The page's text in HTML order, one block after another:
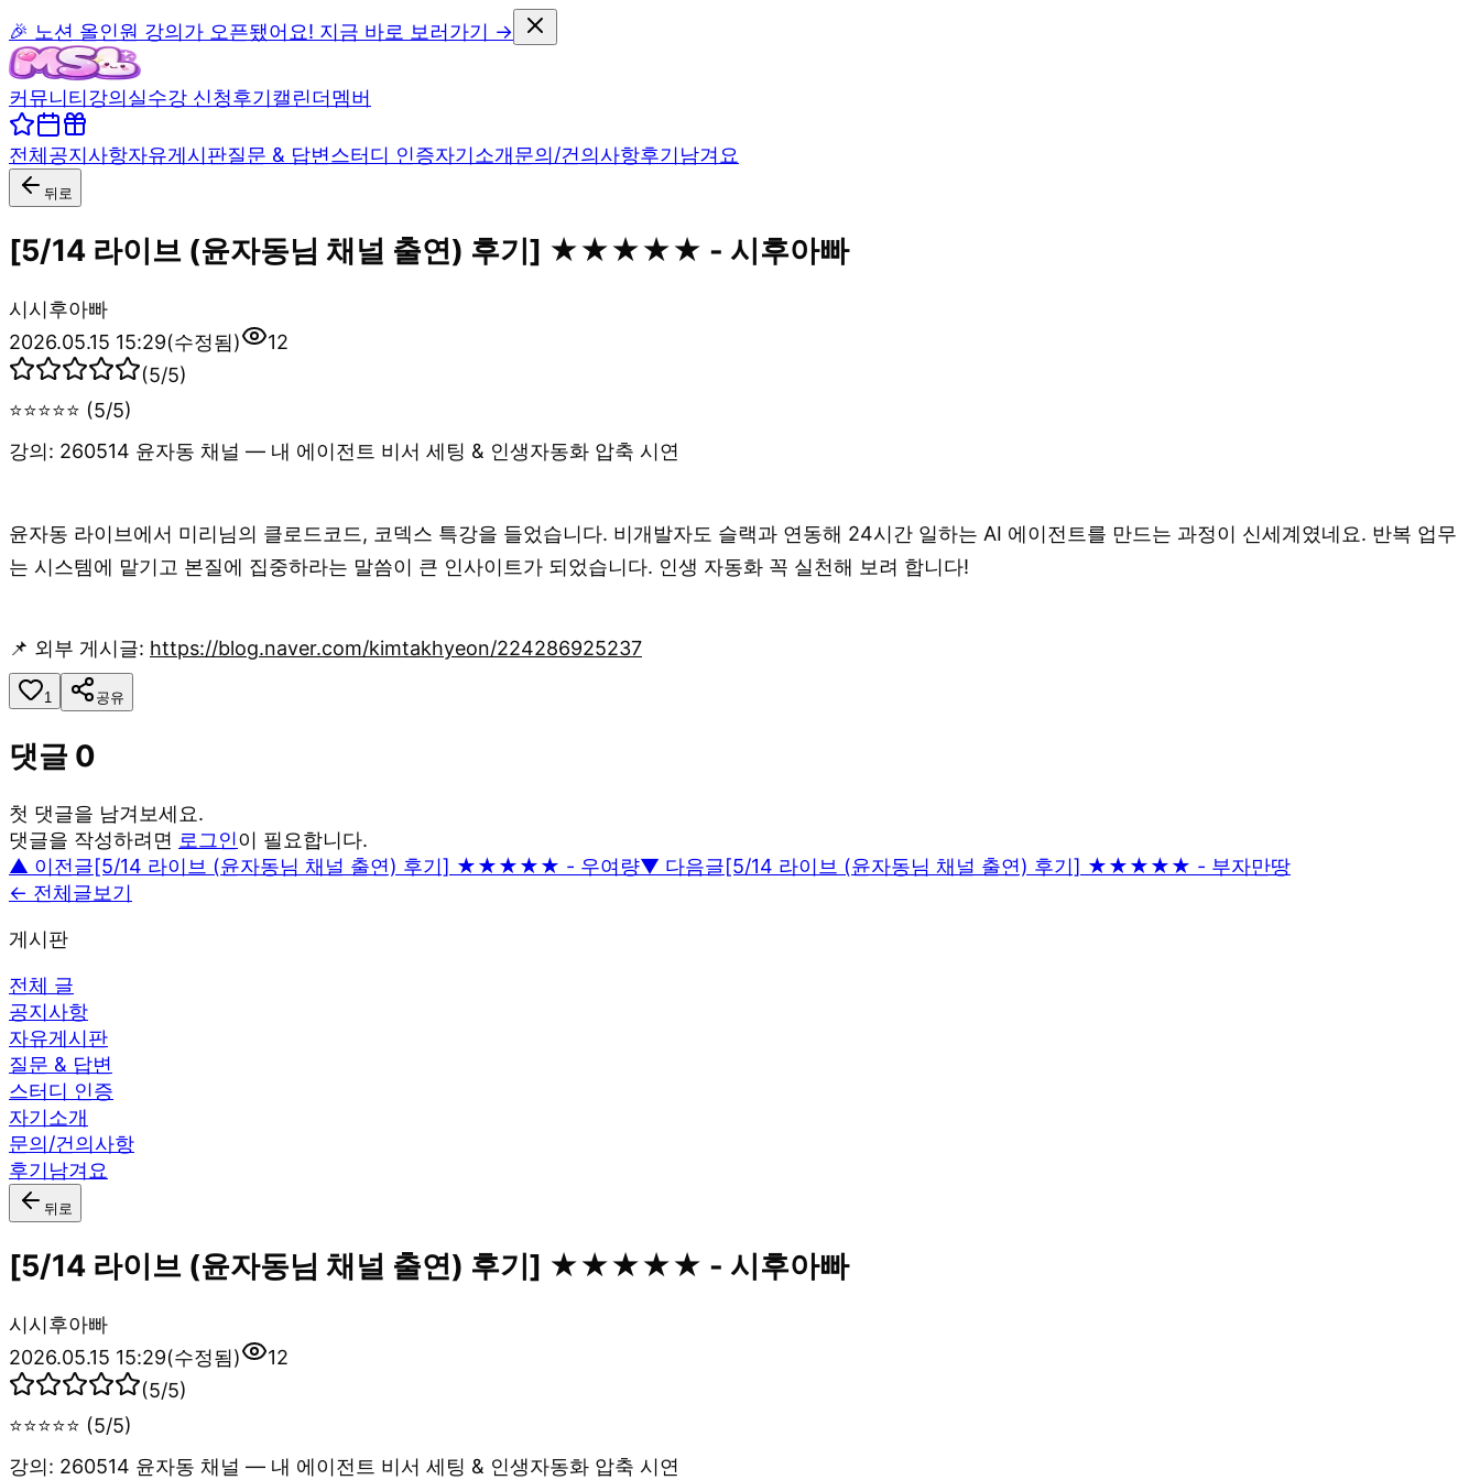
🎉 노션 올인원 강의가 오픈됐어요! 지금 바로 보러가기 →
커뮤니티강의실수강 신청후기캘린더멤버
전체공지사항자유게시판질문 & 답변스터디 인증자기소개문의/건의사항후기남겨요
뒤로
[5/14 라이브 (윤자동님 채널 출연) 후기] ★★★★★ - 시후아빠
시시후아빠
2026.05.15 15:29(수정됨)
12
(5/5)
⭐⭐⭐⭐⭐ (5/5)
강의: 260514 윤자동 채널 — 내 에이전트 비서 세팅 & 인생자동화 압축 시연
​윤자동 라이브에서 미리님의 클로드코드, 코덱스 특강을 들었습니다. 비개발자도 슬랙과 연동해 24시간 일하는 AI 에이전트를 만드는 과정이 신세계였네요. 반복 업무
는 시스템에 맡기고 본질에 집중하라는 말씀이 큰 인사이트가 되었습니다. 인생 자동화 꼭 실천해 보려 합니다!
📌 외부 게시글: https://blog.naver.com/kimtakhyeon/224286925237
1 공유
댓글 0
첫 댓글을 남겨보세요.
댓글을 작성하려면 로그인이 필요합니다.
▲ 이전글[5/14 라이브 (윤자동님 채널 출연) 후기] ★★★★★ - 우여량▼ 다음글[5/14 라이브 (윤자동님 채널 출연) 후기] ★★★★★ - 부자만땅
← 전체글보기
게시판
전체 글
공지사항
자유게시판
질문 & 답변
스터디 인증
자기소개
문의/건의사항
후기남겨요
뒤로
[5/14 라이브 (윤자동님 채널 출연) 후기] ★★★★★ - 시후아빠
시시후아빠
2026.05.15 15:29(수정됨)
12
(5/5)
⭐⭐⭐⭐⭐ (5/5)
강의: 260514 윤자동 채널 — 내 에이전트 비서 세팅 & 인생자동화 압축 시연